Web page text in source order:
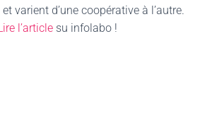
varient d’une coopérative à l’autre.
l’article su infolabo !